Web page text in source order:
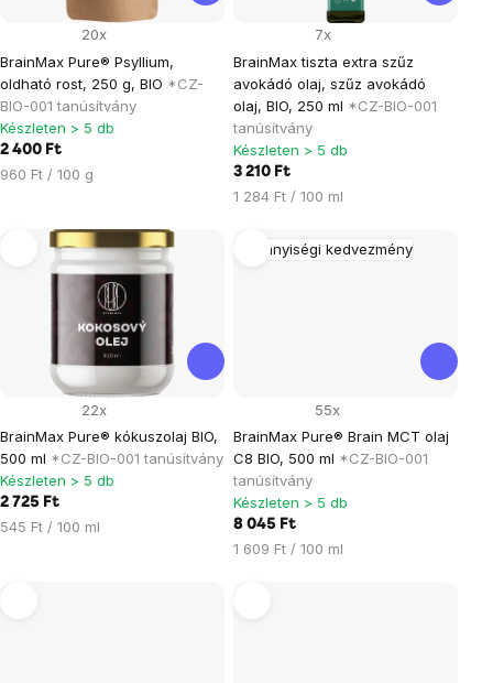
BrainMax Pure® Psyllium,
oldható rost, 250 g, BIO *CZ-
BIO-001 tanúsítvány
20x
Készleten > 5 db
2 400 Ft
Egységár:
960 Ft / 100 g
BrainMax tiszta extra szűz
avokádó olaj, szűz avokádó
olaj, BIO, 250 ml *CZ-BIO-001
tanúsítvány
7x
Készleten > 5 db
3 210 Ft
Egységár:
1 284 Ft / 100 ml
BrainMax Pure® kókuszolaj BIO,
500 ml *CZ-BIO-001 tanúsítvány
22x
Készleten > 5 db
2 725 Ft
Egységár:
545 Ft / 100 ml
Mennyiségi kedvezmény
BrainMax Pure® Brain MCT olaj
C8 BIO, 500 ml *CZ-BIO-001
tanúsítvány
55x
Készleten > 5 db
8 045 Ft
Egységár:
1 609 Ft / 100 ml